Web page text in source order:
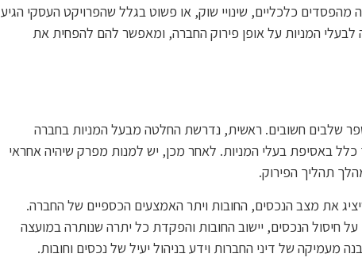
כלכליים, שינויי שוק, או פשוט בגלל שהפרויקט העסקי הגיע
לבעלי המניות על אופן פירוק החברה, ומאפשר להם להפחית את
שלבים חשובים. ראשית, נדרשת החלטה מבעל המניות בחברה
באסיפת בעלי המניות. לאחר מכן, יש למנות מפרק שיהיה אחראי
תהליך הפירוק.
את מצב הנכסים, החובות ויתר האמצעים הכספיים של החברה.
חיסול הנכסים, יישוב החובות והפקדת כל יתרה שנותרה במועצה
מעמיקה של דיני החברות וידע בניהול יעיל של נכסים וחובות.